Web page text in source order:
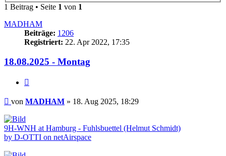
1 Beitrag • Seite 1 von 1
MADHAM
Beiträge: 1206
Registriert: 22. Apr 2022, 17:35
18.08.2025 - Montag
Beitrag
von MADHAM » 18. Aug 2025, 18:29
9H-WNH at Hamburg - Fuhlsbuettel (Helmut Schmidt)
by D-OTTI on netAirspace